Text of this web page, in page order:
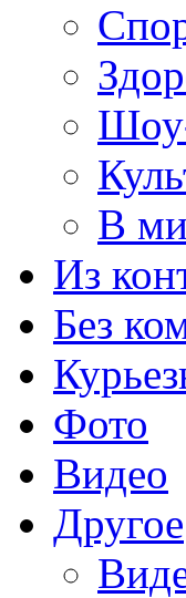
В
Из
Без
Фото
Видео
Другое